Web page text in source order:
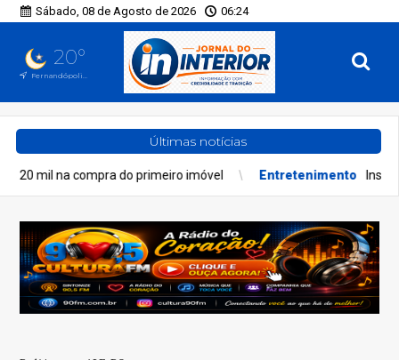
Sábado, 08 de Agosto de 2026 06:24
20°
Fernandópolis, SP
Últimas notícias
imóvel Entretenimento Inscrições do Lab Novas